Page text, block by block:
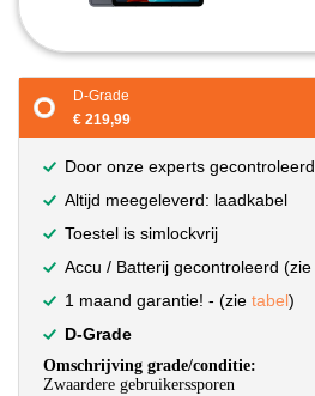
D-Grade
€ 219,99
Door onze experts gecontroleerd
Altijd meegeleverd: laadkabel
Toestel is simlockvrij
Accu / Batterij gecontroleerd (zie
1 maand garantie! - (zie tabel)
D-Grade
Omschrijving grade/conditie:
Zwaardere gebruikerssporen